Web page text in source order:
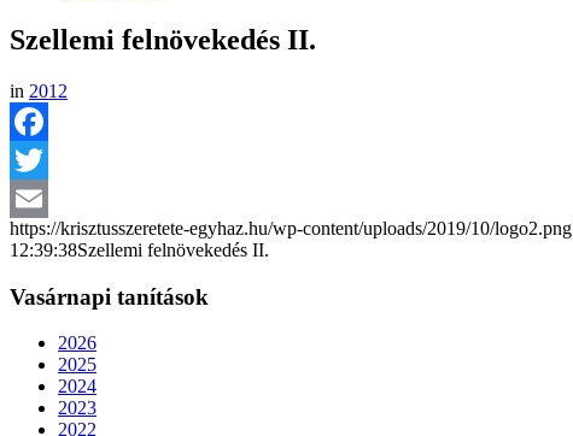
Szellemi felnövekedés II.
in 2012
Facebook
Twitter
Email
https://krisztusszeretete-egyhaz.hu/wp-content/uploads/2019/10/logo2.png
12:39:38Szellemi felnövekedés II.
Vasárnapi tanítások
2026
2025
2024
2023
2022